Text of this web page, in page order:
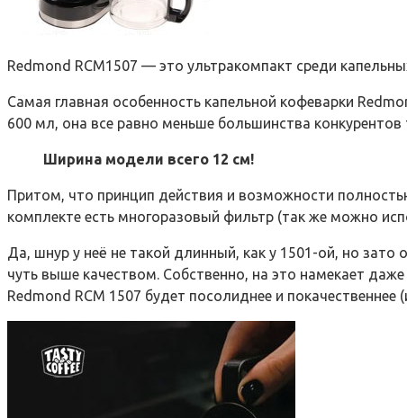
Redmond RCM1507 — это ультракомпакт среди
Самая главная особенность капельной кофеварки
600 мл, она все равно меньше большинства
Ширина модели всего 12 см!
Притом, что принцип действия и возможности
комплекте есть многоразовый фильтр (так же можно
Да, шнур у неё не такой длинный, как у 1501-ой, но
чуть выше качеством. Собственно, на это намекает
Redmond RCM 1507 будет посолиднее и